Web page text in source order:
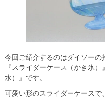
今回ご紹介するのはダイソーの
『スライダーケース（かき氷
水）』です。
可愛い形のスライダーケースで